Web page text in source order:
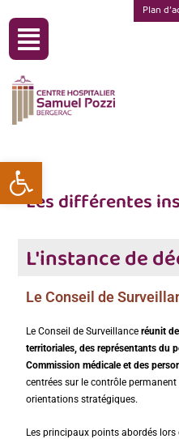
Ouvrir la barre
Plan
Les différentes
L'instance de
Le Conseil de
Le Conseil de Surveillance réunit
territoriales, des représentants du
Commission médicale et des
centrées sur le contrôle
orientations stratégiques.
Les principaux points abordés